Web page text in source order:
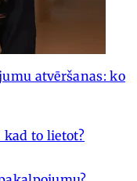
atvēršanas: ko
to lietot?